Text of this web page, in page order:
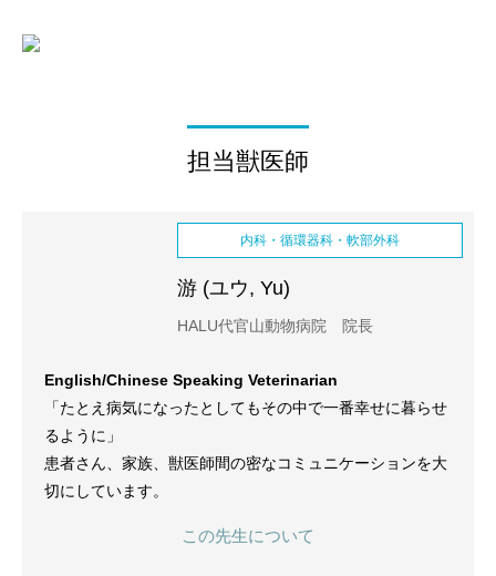
担当獣医師
内科・循環器科・軟部外科
游 (ユウ, Yu)
HALU代官山動物病院 院長
English/Chinese Speaking Veterinarian
「たとえ病気になったとしてもその中で一番幸せに暮らせ
るように」
患者さん、家族、獣医師間の密なコミュニケーションを大
切にしています。
この先生について